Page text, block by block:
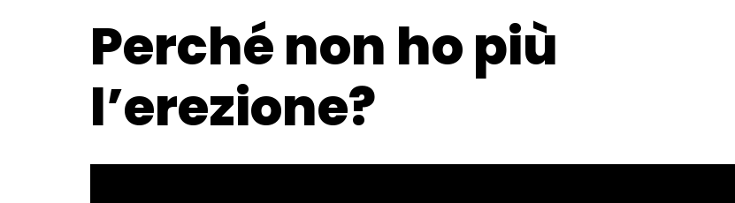
Perché non ho più
l’erezione?